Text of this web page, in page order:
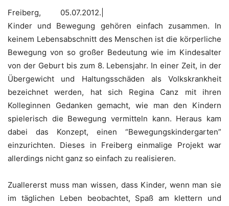
Freiberg, 05.07.2012.|
Kinder und Bewegung gehören einfach zusammen. In
keinem Lebensabschnitt des Menschen ist die körperliche
Bewegung von so großer Bedeutung wie im Kindesalter
von der Geburt bis zum 8. Lebensjahr. In einer Zeit, in der
Übergewicht und Haltungsschäden als Volkskrankheit
bezeichnet werden, hat sich Regina Canz mit ihren
Kolleginnen Gedanken gemacht, wie man den Kindern
spielerisch die Bewegung vermitteln kann. Heraus kam
dabei das Konzept, einen “Bewegungskindergarten”
einzurichten. Dieses in Freiberg einmalige Projekt war
allerdings nicht ganz so einfach zu realisieren.
Zuallererst muss man wissen, dass Kinder, wenn man sie
im täglichen Leben beobachtet, Spaß am klettern und